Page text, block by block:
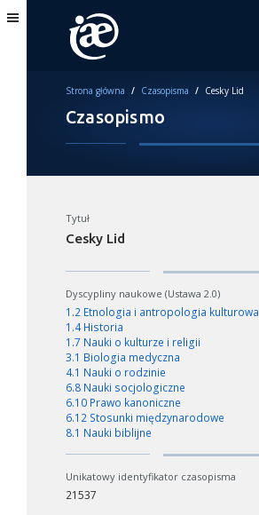
Strona główna / Czasopisma / Cesky Lid
Czasopismo
Tytuł
Cesky Lid
Dyscypliny naukowe (Ustawa 2.0)
1.2 Etnologia i antropologia kulturowa
1.4 Historia
1.7 Nauki o kulturze i religii
3.1 Biologia medyczna
4.1 Nauki o rodzinie
6.8 Nauki socjologiczne
6.10 Prawo kanoniczne
6.12 Stosunki międzynarodowe
8.1 Nauki biblijne
Unikatowy identyfikator czasopisma
21537